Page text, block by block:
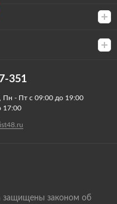
351
Пн - Пт с 09:00 до 19:00
17:00
защищены законом об